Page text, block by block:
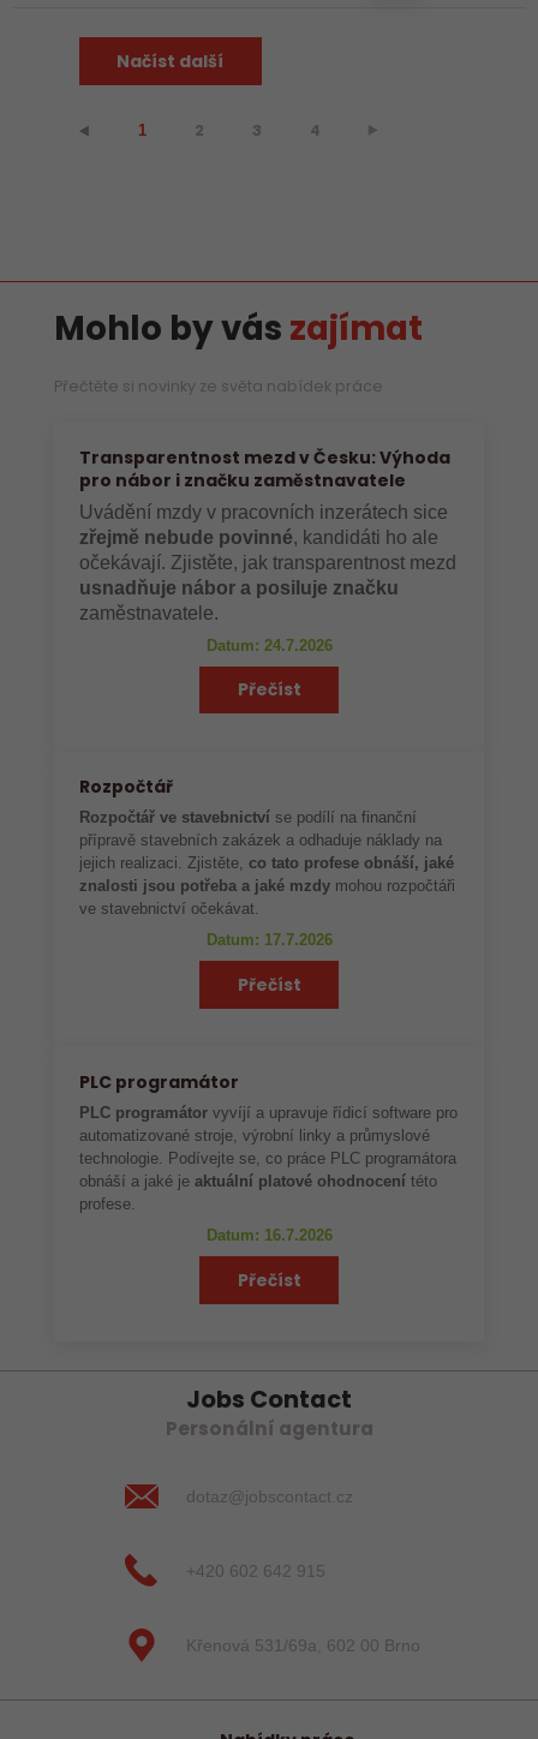
Načíst další
⯇ 1 2 3 4 ⯈
Mohlo by vás zajímat
Přečtěte si novinky ze světa nabídek práce
Transparentnost mezd v Česku: Výhoda
pro nábor i značku zaměstnavatele
Uvádění mzdy v pracovních inzerátech sice
zřejmě nebude povinné, kandidáti ho ale
očekávají. Zjistěte, jak transparentnost mezd
usnadňuje nábor a posiluje značku
zaměstnavatele.
Datum: 24.7.2026
Přečíst
Rozpočtář
Rozpočtář ve stavebnictví se podílí na finanční
přípravě stavebních zakázek a odhaduje náklady na
jejich realizaci. Zjistěte,co tato profese obnáší, jaké
znalosti jsou potřeba a jaké mzdy mohou rozpočtáři
ve stavebnictví očekávat.
Datum: 17.7.2026
Přečíst
PLC programátor
PLC programátor vyvíjí a upravuje řídicí software pro
automatizované stroje, výrobní linky a průmyslové
technologie. Podívejte se, co práce PLC programátora
obnáší a jaké je aktuální platové ohodnocení této
profese.
Datum: 16.7.2026
Přečíst
Jobs Contact
Personální agentura
dotaz@jobscontact.cz
+420 602 642 915
Křenová 531/69a, 602 00 Brno